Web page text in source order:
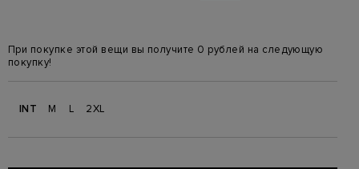
При покупке этой вещи вы получите 0 рублей на следующую
покупку!
INT M L 2XL